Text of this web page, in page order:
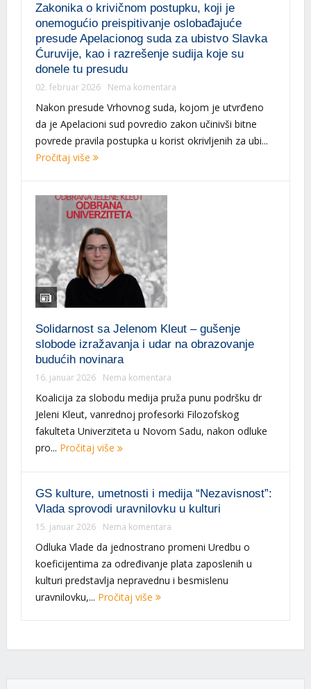
Zakonika o krivičnom postupku, koji je
onemogućio preispitivanje oslobađajuće
presude Apelacionog suda za ubistvo Slavka
Ćuruvije, kao i razrešenje sudija koje su
donele tu presudu
02. februar 2026 Nema komentara
Nakon presude Vrhovnog suda, kojom je utvrđeno
da je Apelacioni sud povredio zakon učinivši bitne
povrede pravila postupka u korist okrivljenih za ubi...
Pročitaj više
Solidarnost sa Jelenom Kleut – gušenje
slobode izražavanja i udar na obrazovanje
budućih novinara
16. januar 2026 Nema komentara
Koalicija za slobodu medija pruža punu podršku dr
Jeleni Kleut, vanrednoj profesorki Filozofskog
fakulteta Univerziteta u Novom Sadu, nakon odluke
pro... Pročitaj više
GS kulture, umetnosti i medija “Nezavisnost”:
Vlada sprovodi uravnilovku u kulturi
15. januar 2026 Nema komentara
Odluka Vlade da jednostrano promeni Uredbu o
koeficijentima za određivanje plata zaposlenih u
kulturi predstavlja nepravednu i besmislenu
uravnilovku,... Pročitaj više